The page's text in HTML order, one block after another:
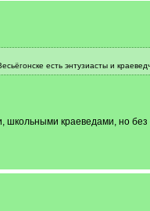
есть энтузиасты и
краеведами, но без